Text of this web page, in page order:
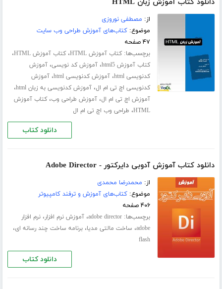
دانلود کتاب آموزش زبان HTML
از: مصطفی نوروزی
موضوع:کتاب‌های آموزش طراحی وب سایت
۴۷ صفحه
برچسب‌ها:کتاب آموزش HTML ،کتاب آموزش HTML ،
کتاب آموزش html5 ،آموزش کد نویسی،آموزش
کدنویسی html
،آموزش کدنویسی html ،آموزش
کدنویسی اچ تی ام ال،آموزش کدنویسی به زبان html ،
آموزش اچ تی ام ال،آموزش طراحی وب،کتاب آموزش
HTML، طراحی وب اچ تی ام ال
دانلود کتاب
دانلود کتاب آموزش آدوبی دایرکتور - Adobe Director
از: محمدرضا محمدی
موضوع:کتاب‌های آموزش و ترفند کامپیوتر
۴۰۶ صفحه
برچسب‌ها:adobe director،آموزش نرم افزار،نرم افزار
adobe، ساخت مالتی مدیا،برنامه ساخت چند رسانه ای،
flash
دانلود کتاب